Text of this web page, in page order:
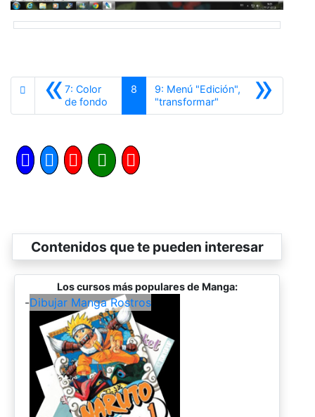
«7: Color
de fondo
8 »
9: Menú "Edición",
"transformar"Siguiente
Contenidos que te pueden interesar
Los cursos más populares de Manga:
-Dibujar Manga Rostros